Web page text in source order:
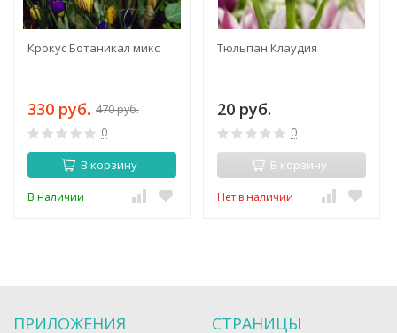
Крокус Ботаникал микс
330 руб. 470 руб.
0
В корзину
В наличии
Тюльпан Клаудия
20 руб.
0
В корзину
Нет в наличии
ПРИЛОЖЕНИЯ СТРАНИЦЫ